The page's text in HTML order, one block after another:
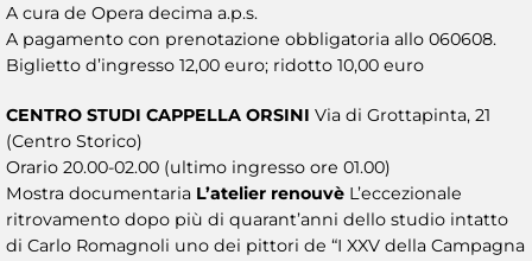
A cura de Opera decima a.p.s.
A pagamento con prenotazione obbligatoria allo 060608.
Biglietto d’ingresso 12,00 euro; ridotto 10,00 euro
CENTRO STUDI CAPPELLA ORSINI Via di Grottapinta, 21
(Centro Storico)
Orario 20.00-02.00 (ultimo ingresso ore 01.00)
Mostra documentaria L’atelier renouvè L’eccezionale
ritrovamento dopo più di quarant’anni dello studio intatto
di Carlo Romagnoli uno dei pittori de “I XXV della Campagna